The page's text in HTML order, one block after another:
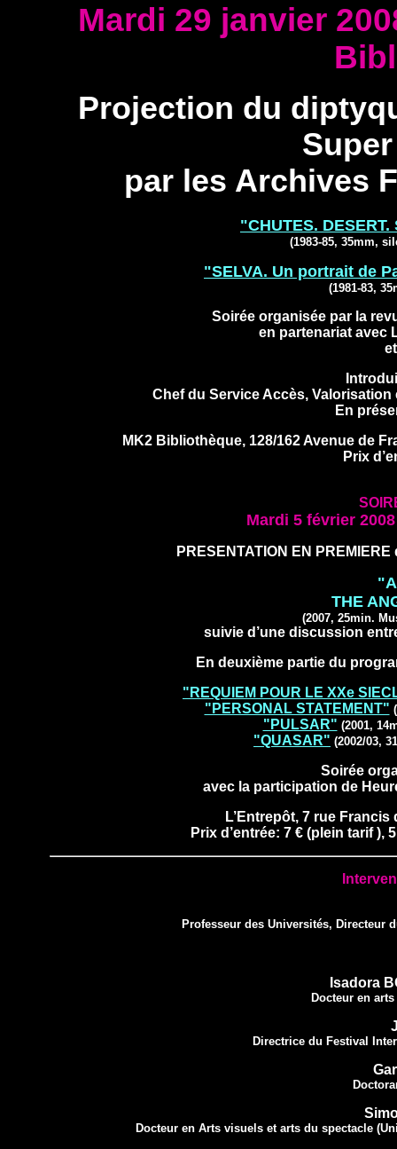
Mardi 29 janvier
Projection du
par les Archives
"CHUTES. DESERT.
(1983-85, 35mm,
"SELVA. Un portrait de
(1981-83,
Soirée organisée par la
en partenariat avec
Chef du Service Accès,
En
MK2 Bibliothèque, 128/162 Avenue de
Prix
Mardi 5 février
PRESENTATION EN
THE
(2007, 25min.
suivie d’une discussion
En deuxième partie du
"REQUIEM POUR LE XXe
"PERSONAL STATEMENT"
"PULSAR" (2001,
"QUASAR" (2002/03,
Soirée
avec la participation de
L’Entrepôt, 7 rue
Prix d’entrée: 7 € (plein tarif
Professeur des Universités, Directeur
Isadora
Docteur en
Directrice du Festival
Docteur en Arts visuels et arts du spectacle